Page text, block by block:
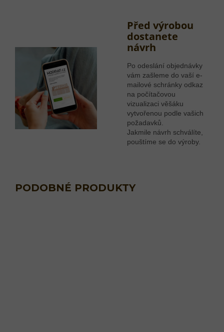
Před výrobou
dostanete
návrh
Po odeslání objednávky
vám zašleme do vaší e-
mailové schránky odkaz
na počítačovou
vizualizaci věšáku
vytvořenou podle vašich
požadavků.
Jakmile návrh schválíte,
pouštíme se do výroby.